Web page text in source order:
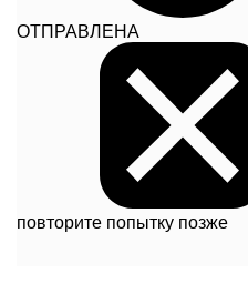
ОТПРАВЛЕНА
повторите попытку позже